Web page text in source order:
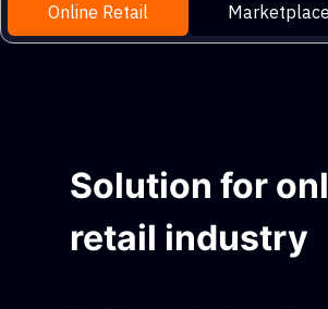
Online Retail Marketplace
Solution for
retail industry